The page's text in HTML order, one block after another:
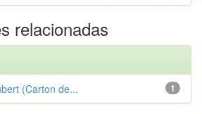
relacionadas
1
(Carton de...